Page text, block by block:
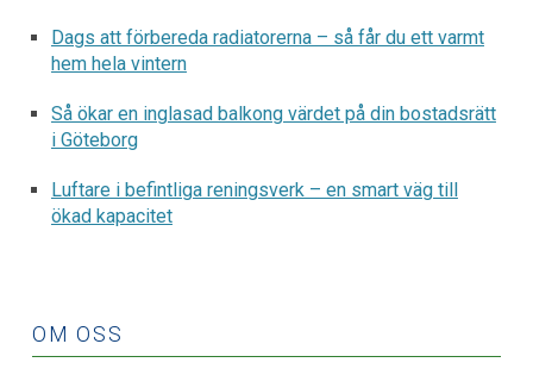
Dags att förbereda radiatorerna – så får du ett varmt
hem hela vintern
Så ökar en inglasad balkong värdet på din bostadsrätt
i Göteborg
Luftare i befintliga reningsverk – en smart väg till
ökad kapacitet
OM OSS